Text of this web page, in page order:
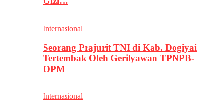
Internasional
Seorang Prajurit TNI di Kab. Dogiyai
Tertembak Oleh Gerilyawan TPNPB-
OPM
Internasional